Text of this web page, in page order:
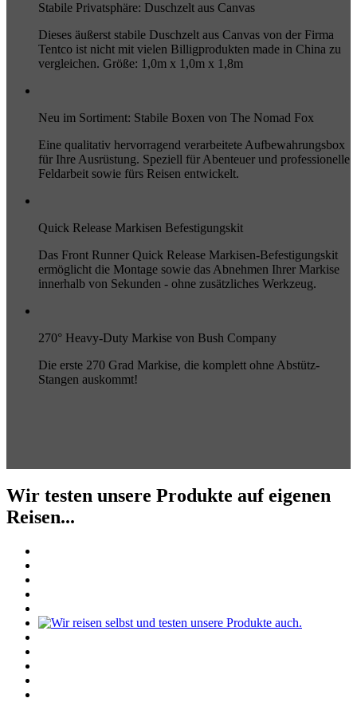
Stabile Privatsphäre: Duschzelt aus Canvas
Dieses äußerst stabile Duschzelt aus Canvas von der Firma
Tentco ist nicht mit vielen Billigprodukten made in China zu
vergleichen. Größe: 1,0m x 1,0m x 1,8m
Neu im Sortiment: Stabile Boxen von The Nomad Fox
Eine qualitativ hervorragend verarbeitete Aufbewahrungsbox
für Ihre Ausrüstung. Speziell für Abenteuer und professionelle
Feldarbeit sowie fürs Reisen entwickelt.
Quick Release Markisen Befestigungskit
Das Front Runner Quick Release Markisen-Befestigungskit
ermöglicht die Montage sowie das Abnehmen Ihrer Markise
innerhalb von Sekunden - ohne zusätzliches Werkzeug.
270° Heavy-Duty Markise von Bush Company
Die erste 270 Grad Markise, die komplett ohne Abstütz-
Stangen auskommt!
Wir testen unsere Produkte auf eigenen
Reisen...